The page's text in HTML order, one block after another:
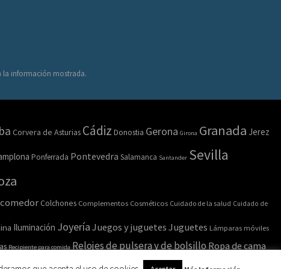
la información mostrada.
Corvera de Asturias Cádiz Donostia Gerona Girona Granada Jerez
Ponferrada Pontevedra Salamanca Santander Sevilla
Colchones Complementos Cosméticos Cuidado de la salud Cuidado de
Iluminación Joyería Juegos y juguetes Juguetes Lámparas móviles
Recipiente para comida Relojes de pulsera y de bolsilloRopa de cama